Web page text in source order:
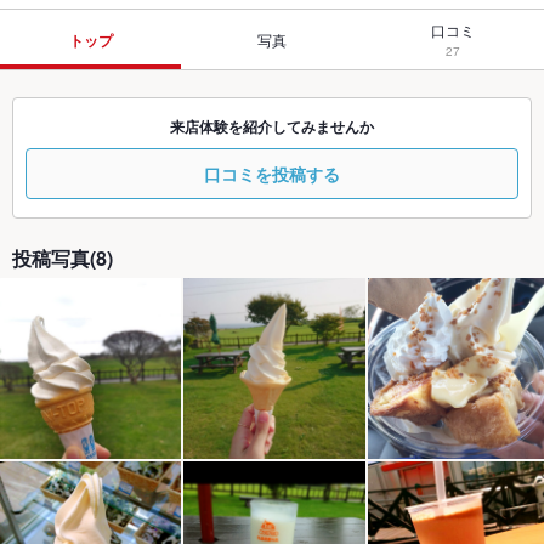
トップ 写真 口コミ
27
来店体験を紹介してみませんか
口コミを投稿する
投稿写真(8)